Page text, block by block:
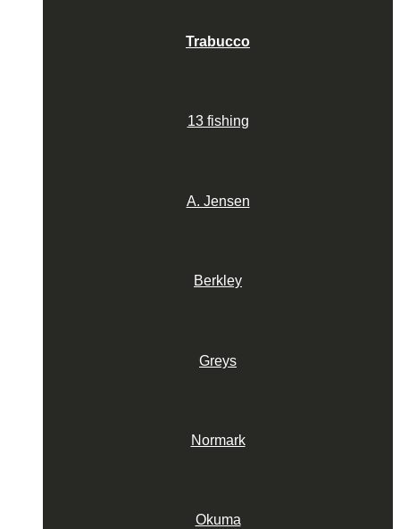
Trabucco
13 fishing
A. Jensen
Berkley
Greys
Normark
Okuma